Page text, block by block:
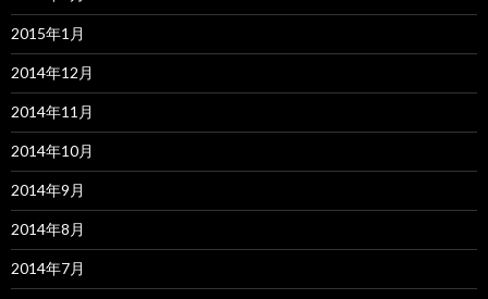
2015年1月
2014年12月
2014年11月
2014年10月
2014年9月
2014年8月
2014年7月